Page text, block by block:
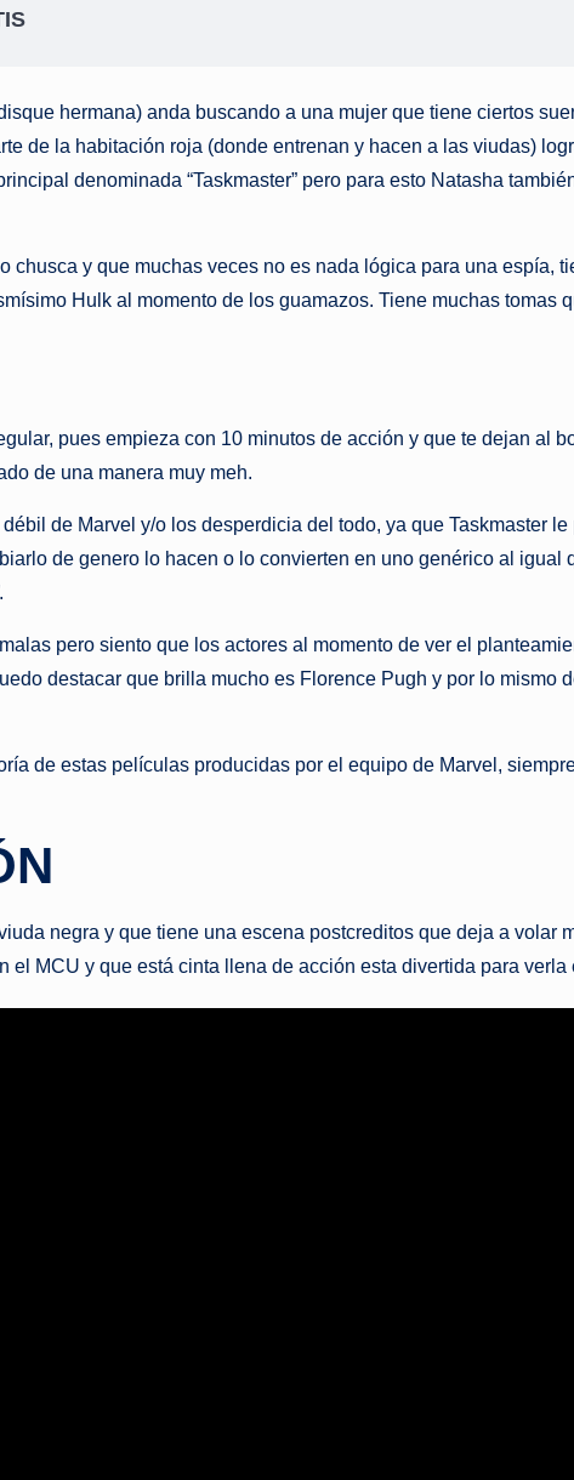
hermana) anda buscando a una mujer que tiene ciertos
de la habitación roja (donde entrenan y hacen a las viudas)
denominada “Taskmaster” pero para esto Natasha
chusca y que muchas veces no es nada lógica para una
Hulk al momento de los guamazos. Tiene muchas
pues empieza con 10 minutos de acción y que te dejan al
de una manera muy meh.
de Marvel y/o los desperdicia del todo, ya que Taskmaster
de genero lo hacen o lo convierten en uno genérico al igual
.
pero siento que los actores al momento de ver el
destacar que brilla mucho es Florence Pugh y por lo
de estas películas producidas por el equipo de Marvel,
negra y que tiene una escena postcreditos que deja a
el MCU y que está cinta llena de acción esta divertida para verla